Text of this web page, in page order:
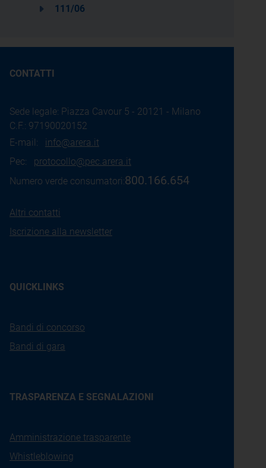
111/06
CONTATTI
Sede legale: Piazza Cavour 5 - 20121 - Milano
C.F.: 97190020152
E-mail: info@arera.it
Pec: protocollo@pec.arera.it
Numero verde consumatori:800.166.654
Altri contatti
Iscrizione alla newsletter
QUICKLINKS
Bandi di concorso
Bandi di gara
TRASPARENZA E SEGNALAZIONI
Amministrazione trasparente
Whistleblowing